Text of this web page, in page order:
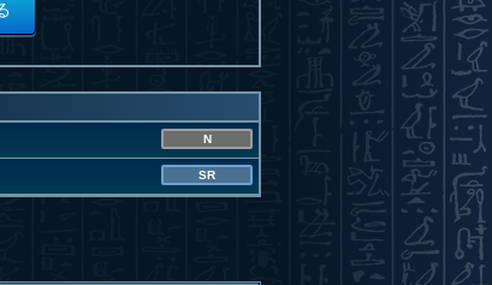
N
SR